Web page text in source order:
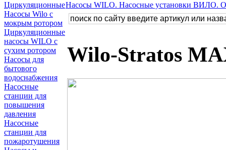
Циркуляционные
Насосы Wilo с
мокрым ротором
Циркуляционные
насосы WILO с
сухим ротором
Насосы для
бытового
водоснабжения
Насосные
станции для
повышения
давления
Насосные
станции для
пожаротушения
Насосы WILO. Насосные установки ВИЛО.
Wilo-Stratos